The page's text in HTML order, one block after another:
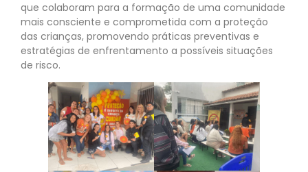
que colaboram para a formação de uma comunidade
mais consciente e comprometida com a proteção
das crianças, promovendo práticas preventivas e
estratégias de enfrentamento a possíveis situações
de risco.